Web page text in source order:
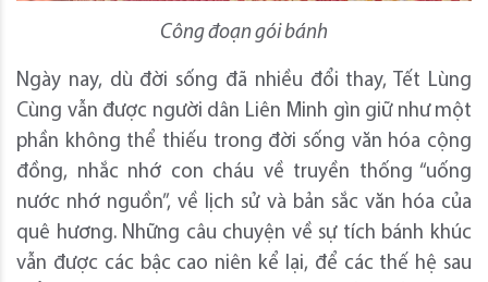
Công đoạn gói bánh
Ngày nay, dù đời sống đã nhiều đổi thay, Tết Lùng
Cùng vẫn được người dân Liên Minh gìn giữ như một
phần không thể thiếu trong đời sống văn hóa cộng
đồng, nhắc nhớ con cháu về truyền thống “uống
nước nhớ nguồn”, về lịch sử và bản sắc văn hóa của
quê hương. Những câu chuyện về sự tích bánh khúc
vẫn được các bậc cao niên kể lại, để các thế hệ sau